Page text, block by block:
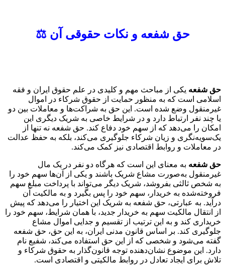
حق شفعه و نکات حقوقی آن ⚖️
حق شفعه یکی از مباحث مهم و کلیدی در علم حقوق ایران و فقه
اسلامی است که به منظور حمایت از حقوق شرکاء در اموال
غیرمنقول وضع شده است. این حق به شراکت‌ها و معاملات بین دو
یا چند نفر ارتباط دارد و در شرایط خاصی به شریک دیگری این
امکان را می‌دهد که از سهم خود دفاع کند. حق شفعه نه تنها از
یک‌سویه‌نگری و زیان شرکاء جلوگیری می‌کند، بلکه به حفظ عدالت
در معاملات و روابط اقتصادی نیز کمک می‌کند.
حق شفعه به معنای این است که هرگاه دو نفر در یک مال
غیرمنقول به‌صورت مشاع شریک باشند و یکی از آن‌ها سهم خود را
به شخص ثالثی بفروشد، شریک دیگر می‌تواند با پرداخت مبلغ سهم
فروخته‌شده به خریدار، سهم خود را پس بگیرد و به مالکیت آن
درآید. به عبارتی، حق شفعه به شریک این اختیار را می‌دهد که پیش
از انتقال مالکیت سهم به خریدار جدید، با همان شرایط، سهم خود را
خریداری کند و به این ترتیب از تقسیم و جدایی اموال مشاع
جلوگیری کند. بر اساس قانون مدنی ایران، به این حق، حق شفعه
گفته می‌شود و شخصی که از این حق استفاده می‌کند، شفیع نام
دارد. این موضوع نشان‌دهنده توجه قانون‌گذار به حقوق شرکاء و
تلاش برای ایجاد تعادل در روابط مالکیتی و اقتصادی است.